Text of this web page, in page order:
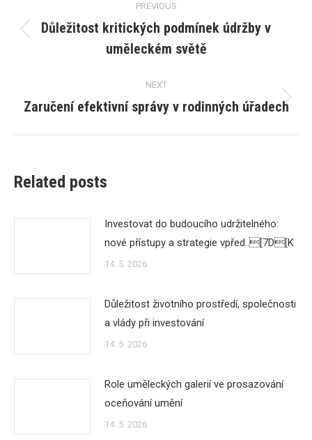
navigation
PREVIOUS
Previous
post:
Důležitost kritických podmínek údržby v
uměleckém světě
NEXT
Next
Zaručení efektivní správy v rodinných úřadech
Related posts
Investovat do budoucího udržitelného:
nové přístupy a strategie vpřed..[7D[K
14. 5. 2026
Důležitost životního prostředí, společnosti
a vlády při investování
14. 5. 2026
Role uměleckých galerií ve prosazování
oceňování umění
14. 5. 2026